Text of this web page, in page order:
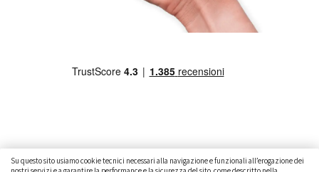
Su questo sito usiamo cookie tecnici necessari alla navigazione e funzionali all’erogazione dei